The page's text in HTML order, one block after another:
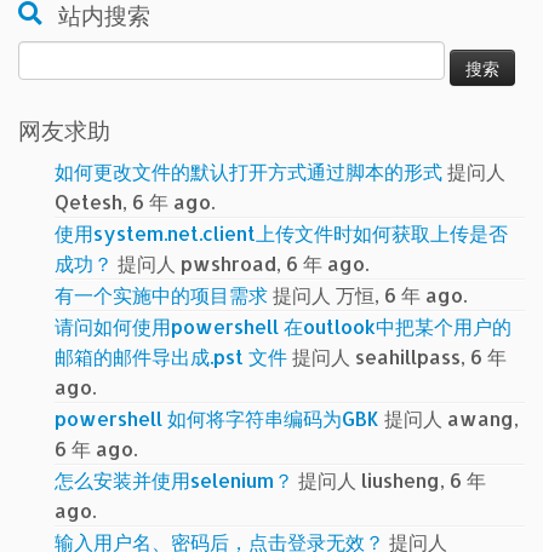
站内搜索
索：
网友求助
如何更改文件的默认打开方式通过脚本的形式提问人
Qetesh, 6 年 ago.
使用system.net.client上传文件时如何获取上传是否
成功？ 提问人 pwshroad, 6 年 ago.
有一个实施中的项目需求提问人 万恒, 6 年 ago.
请问如何使用powershell 在outlook中把某个用户的
邮箱的邮件导出成.pst 文件提问人 seahillpass, 6 年
ago.
powershell 如何将字符串编码为GBK 提问人 awang,
6 年 ago.
怎么安装并使用selenium？ 提问人 liusheng, 6 年
ago.
输入用户名、密码后，点击登录无效？ 提问人